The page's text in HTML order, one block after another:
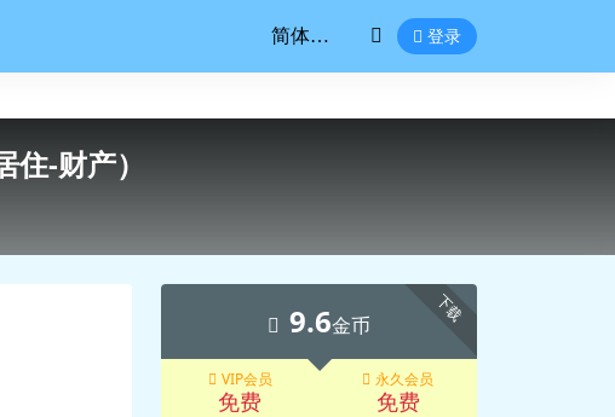
登录
-财产）
下载
9.6金币
VIP会员
免费
永久会员
免费